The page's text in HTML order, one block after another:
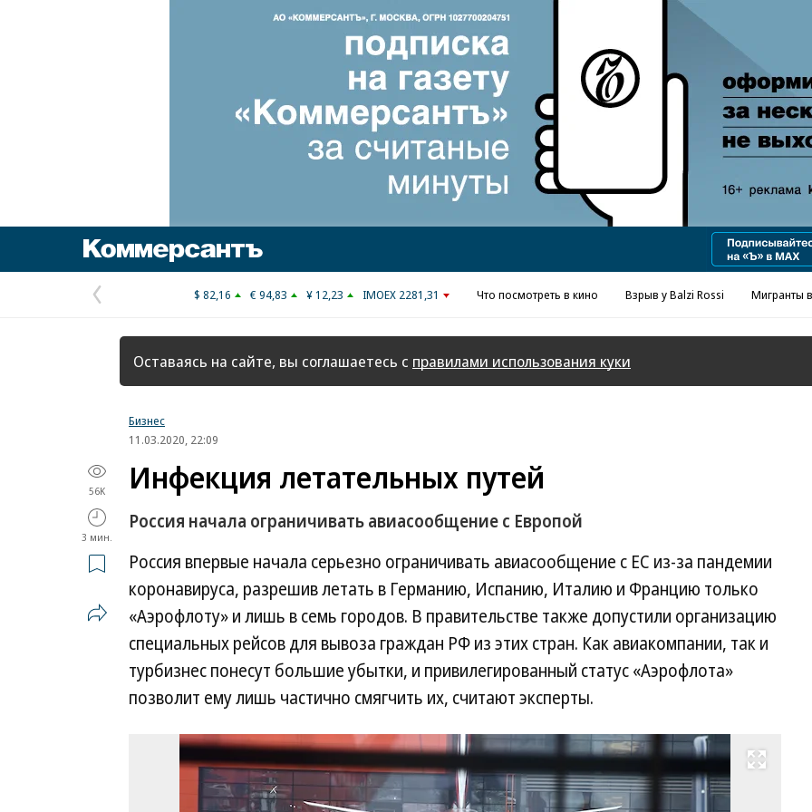
Реклама в «Ъ» www.kommersant.ru/ad
Предыдущая
страница
$ 82,16 € 94,83 ¥ 12,23 IMOEX 2281,31 Что посмотреть в кино Взрыв у Balzi Rossi Мигранты
Оставаясь на сайте, вы соглашаетесь с правилами использования куки
Бизнес
11.03.2020, 22:09
56K
3 мин.
Инфекция летательных путей
Россия начала ограничивать авиасообщение с Европой
Россия впервые начала серьезно ограничивать авиасообщение с ЕС из-за пандемии
коронавируса, разрешив летать в Германию, Испанию, Италию и Францию только
«Аэрофлоту» и лишь в семь городов. В правительстве также допустили организацию
специальных рейсов для вывоза граждан РФ из этих стран. Как авиакомпании, так и
турбизнес понесут большие убытки, и привилегированный статус «Аэрофлота»
позволит ему лишь частично смягчить их, считают эксперты.
Развернуть на весь экран